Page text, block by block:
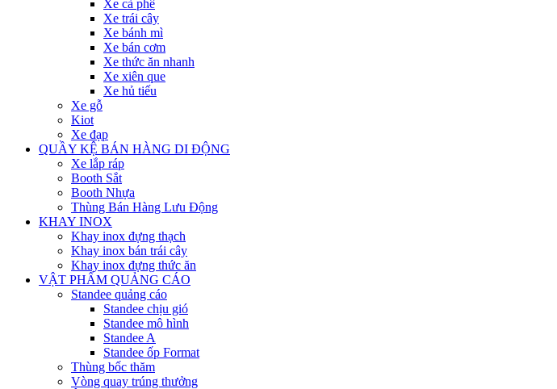
Xe cà phê
Xe trái cây
Xe bánh mì
Xe bán cơm
Xe thức ăn nhanh
Xe xiên que
Xe hủ tiếu
Xe gỗ
Kiot
Xe đạp
QUẦY KỆ BÁN HÀNG DI ĐỘNG
Xe lắp ráp
Booth Sắt
Booth Nhựa
Thùng Bán Hàng Lưu Động
KHAY INOX
Khay inox đựng thạch
Khay inox bán trái cây
Khay inox đựng thức ăn
VẬT PHẨM QUẢNG CÁO
Standee quảng cáo
Standee chịu gió
Standee mô hình
Standee A
Standee ốp Format
Thùng bốc thăm
Vòng quay trúng thưởng